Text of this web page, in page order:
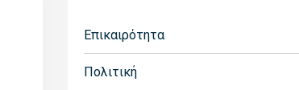
Επικαιρότητα
Πολιτική